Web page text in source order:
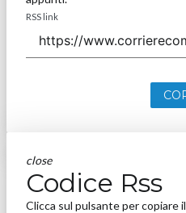
RSS link
close
Codice Rss
Clicca sul pulsante per copiare